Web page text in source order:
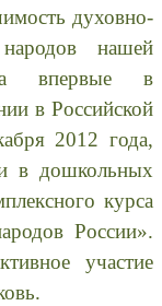
духовно-
нашей
впервые в
в Российской
2012 года,
в дошкольных
курса
России».
участие